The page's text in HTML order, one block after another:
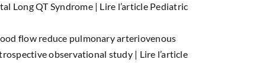
Long QT Syndrome | Lire l’article Pediatric
flow reduce pulmonary arteriovenous
observational study | Lire l’article